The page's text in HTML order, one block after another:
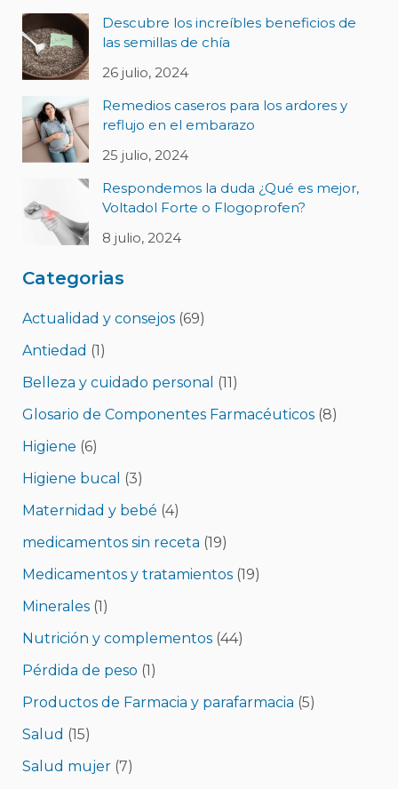
Descubre los increíbles beneficios de
las semillas de chía
26 julio, 2024
Remedios caseros para los ardores y
reflujo en el embarazo
25 julio, 2024
Respondemos la duda ¿Qué es mejor,
Voltadol Forte o Flogoprofen?
8 julio, 2024
Categorias
Actualidad y consejos(69)
Antiedad (1)
Belleza y cuidado personal (11)
Glosario de Componentes Farmacéuticos(8)
Higiene (6)
Higiene bucal (3)
Maternidad y bebé (4)
medicamentos sin receta (19)
Medicamentos y tratamientos(19)
Minerales(1)
Nutrición y complementos(44)
Pérdida de peso (1)
Productos de Farmacia y parafarmacia (5)
Salud (15)
Salud mujer(7)